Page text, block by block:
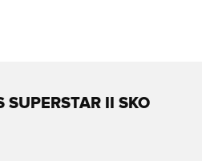
II SKO